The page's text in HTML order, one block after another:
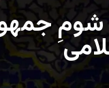
شومِ